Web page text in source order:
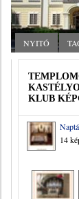
NYITÓ
KLUB
14